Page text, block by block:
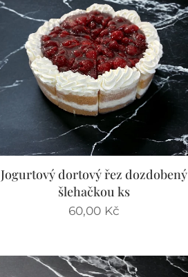
Jogurtový dortový řez dozdobený
šlehačkou ks
60,00Kč